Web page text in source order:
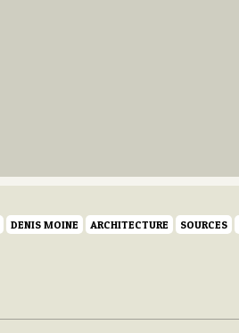
DENIS MOINE ARCHITECTURE SOURCES